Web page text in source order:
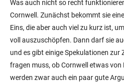
Was auch nicht so recht
Cornwell. Zunächst bekommt sie
Eins, die aber auch viel zu kurz ist,
voll auszuschöpfen. Dann darf sie
und es gibt einige Spekulationen zur
fragen muss, ob Cornwell etwas von
werden zwar auch ein paar gute